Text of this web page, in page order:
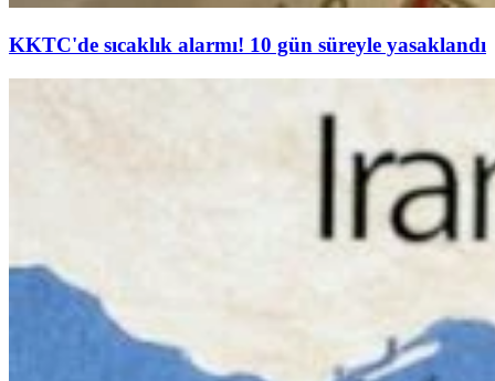
KKTC'de sıcaklık alarmı! 10 gün süreyle yasaklandı